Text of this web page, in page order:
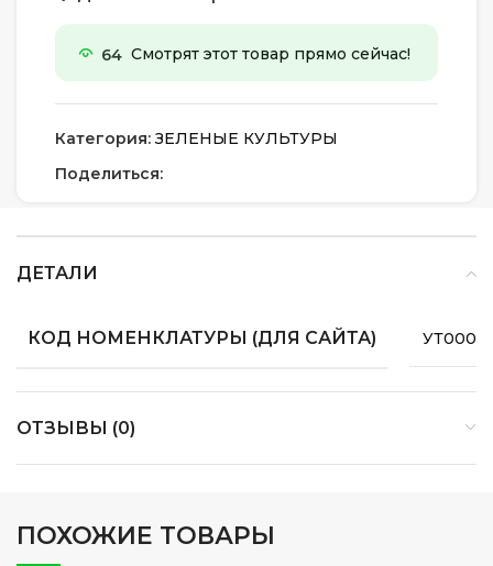
64 Смотрят этот товар прямо сейчас!
Категория: ЗЕЛЕНЫЕ КУЛЬТУРЫ
Поделиться:
ДЕТАЛИ
КОД НОМЕНКЛАТУРЫ (ДЛЯ САЙТА)
ОТЗЫВЫ (0)
ПОХОЖИЕ ТОВАРЫ